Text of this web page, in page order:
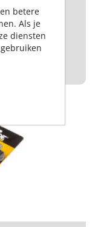
prijzen te
betere
Als je
diensten